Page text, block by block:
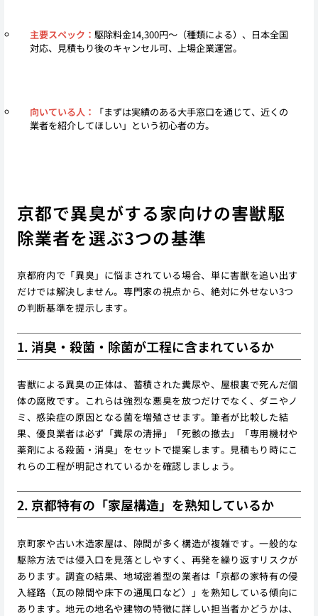
主要スペック： 駆除料金14,300円〜（種類による）、日本全国
対応、見積もり後のキャンセル可、上場企業運営。
向いている人：
「まずは実績のある大手窓口を通じて、近くの
業者を紹介してほしい」という初心者の方。
京都で異臭がする家向けの害獣駆
除業者を選ぶ3つの基準
京都府内で「異臭」に悩まされている場合、単に害獣を追い出す
だけでは解決しません。専門家の視点から、絶対に外せない3つ
の判断基準を提示します。
1. 消臭・殺菌・除菌が工程に含まれているか
害獣による異臭の正体は、蓄積された糞尿や、屋根裏で死んだ個
体の腐敗です。これらは強烈な悪臭を放つだけでなく、ダニやノ
ミ、感染症の原因となる菌を増殖させます。筆者が比較した結
果、優良業者は必ず「糞尿の清掃」「死骸の撤去」「専用機材や
薬剤による殺菌・消臭」をセットで提案します。見積もり時にこ
れらの工程が明記されているかを確認しましょう。
2. 京都特有の「家屋構造」を熟知しているか
京町家や古い木造家屋は、隙間が多く構造が複雑です。一般的な
駆除方法では侵入口を見落としやすく、再発を繰り返すリスクが
あります。調査の結果、地域密着型の業者は「京都の家特有の侵
入経路（瓦の隙間や床下の通風口など）」を熟知している傾向に
あります。地元の地名や建物の特徴に詳しい担当者かどうかは、